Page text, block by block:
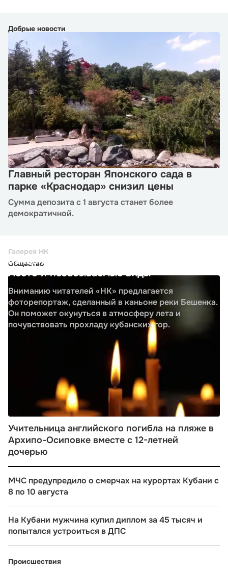
Добрые новости
Главный ресторан Японского сада в
парке «Краснодар» снизил цены
Сумма депозита с 1 августа станет более
демократичной.
Галерея НК
Каньон реки Бешенка — прохладное
место и незабываемые виды
Вниманию читателей «НК» предлагается
фоторепортаж, сделанный в каньоне реки Бешенка.
Он поможет окунуться в атмосферу лета и
почувствовать прохладу кубанских гор.
Общество
Учительница английского погибла на пляже в
Архипо-Осиповке вместе с 12-летней
дочерью
МЧС предупредило о смерчах на курортах Кубани с
8 по 10 августа
На Кубани мужчина купил диплом за 45 тысяч и
попытался устроиться в ДПС
Происшествия